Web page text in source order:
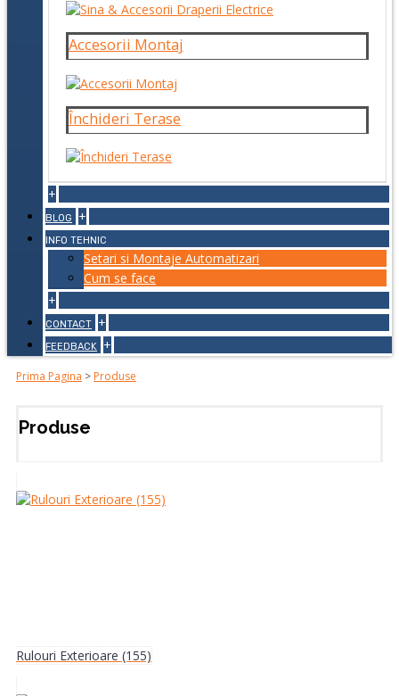
Accesorii Montaj
Închideri Terase
+
BLOG +
INFO TEHNIC
Setari si Montaje Automatizari
Cum se face
+
CONTACT +
FEEDBACK +
Prima Pagina > Produse
Produse
Rulouri Exterioare (155)